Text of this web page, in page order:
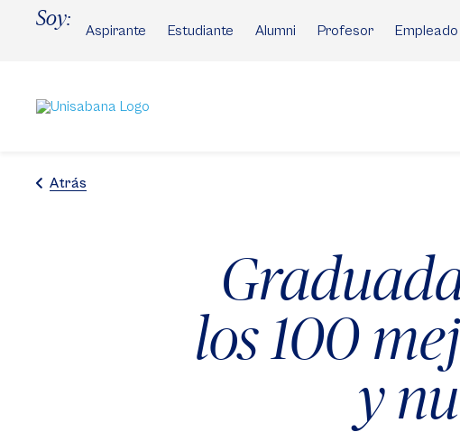
Soy:
Aspirante Estudiante Alumni Profesor Empleado
Atrás
los 100
y